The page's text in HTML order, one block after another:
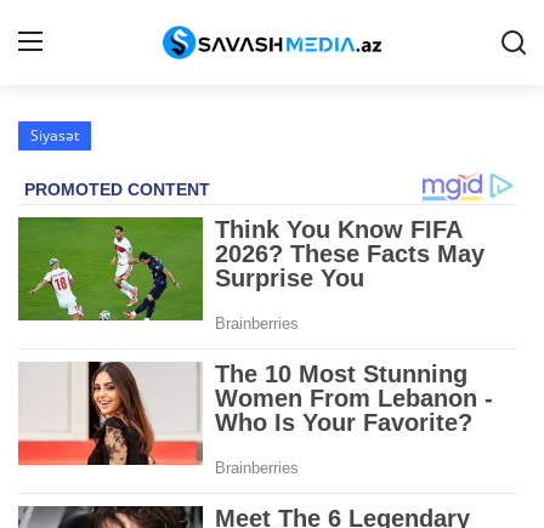
Haqqımızda
Peşə etikası
Reklam
Gündəm
Siyasət